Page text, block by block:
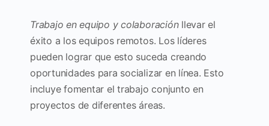
Trabajo en equipo y colaboraciónllevar el
éxito a los equipos remotos. Los líderes
pueden lograr que esto suceda creando
oportunidades para socializar en línea. Esto
incluye fomentar el trabajo conjunto en
proyectos de diferentes áreas.